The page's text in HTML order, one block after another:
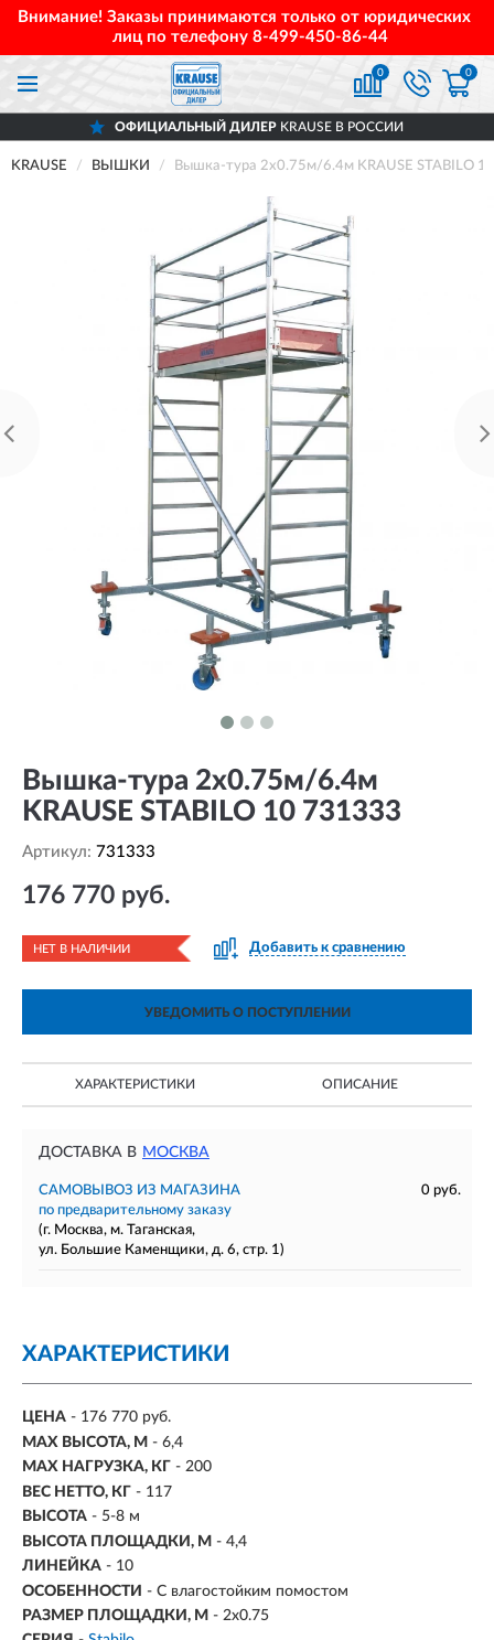
Внимание! Заказы принимаются только от юридических
лиц по телефону 8-499-450-86-44
0 0
ОФИЦИАЛЬНЫЙ ДИЛЕРKRAUSE В РОССИИ
KRAUSE ВЫШКИ Вышка-тура 2х0.75м/6.4м KRAUSE STABILO
Вышка-тура 2х0.75м/6.4м
KRAUSE STABILO 10 731333
Артикул: 731333
176 770 руб.
НЕТ В НАЛИЧИИ Добавить к сравнению
УВЕДОМИТЬ О ПОСТУПЛЕНИИ
ХАРАКТЕРИСТИКИ ОПИСАНИЕ
ДОСТАВКА В МОСКВА
САМОВЫВОЗ ИЗ МАГАЗИНА
0 руб.
по предварительному заказу
(г. Москва, м. Таганская,
ул. Большие Каменщики, д. 6, стр. 1)
ХАРАКТЕРИСТИКИ
ЦЕНА - 176 770 руб.
MAX ВЫСОТА, М - 6,4
MAX НАГРУЗКА, КГ - 200
ВЕС НЕТТО, КГ - 117
ВЫСОТА - 5-8 м
ВЫСОТА ПЛОЩАДКИ, М - 4,4
ЛИНЕЙКА - 10
ОСОБЕННОСТИ - С влагостойким помостом
РАЗМЕР ПЛОЩАДКИ, М - 2х0.75